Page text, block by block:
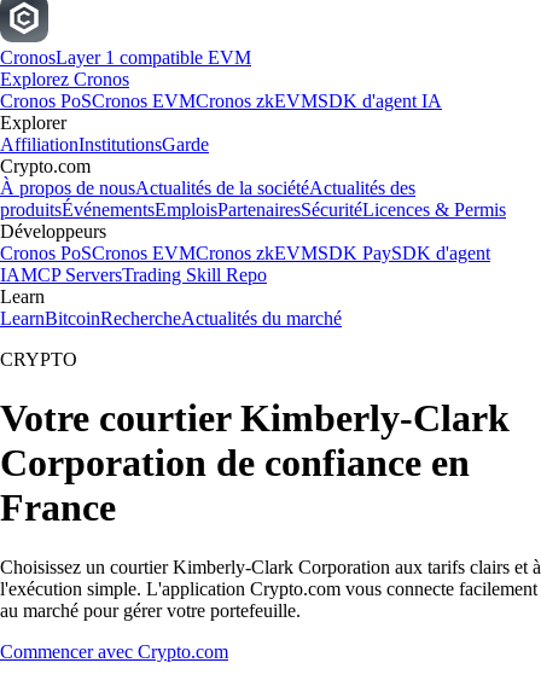
CronosLayer 1 compatible EVM
Explorez Cronos
Cronos PoSCronos EVMCronos zkEVMSDK d'agent IA
Explorer
AffiliationInstitutionsGarde
Crypto.com
À propos de nousActualités de la sociétéActualités des
produitsÉvénementsEmploisPartenairesSécuritéLicences & Permis
Développeurs
Cronos PoSCronos EVMCronos zkEVMSDK PaySDK d'agent
IAMCP ServersTrading Skill Repo
Learn
LearnBitcoinRechercheActualités du marché
CRYPTO
Votre courtier Kimberly-Clark
Corporation de confiance en
France
Choisissez un courtier Kimberly-Clark Corporation aux tarifs clairs et à
l'exécution simple. L'application Crypto.com vous connecte facilement
au marché pour gérer votre portefeuille.
Commencer avec Crypto.com